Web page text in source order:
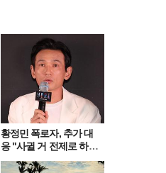
황정민 폭로자, 추가 대
응 "사귈 거 전제로 하
고…"